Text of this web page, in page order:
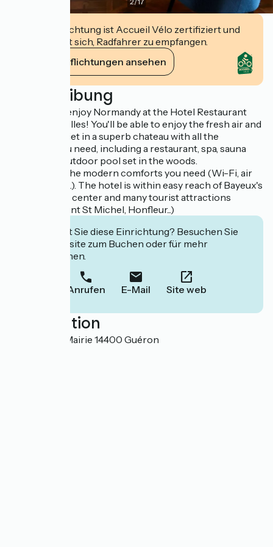
Diese Einrichtung ist Accueil Vélo zertifiziert und
verpflichtet sich, Radfahrer zu empfangen.
Ihre Verpflichtungen ansehen
Beschreibung
Get ready to enjoy Normandy at the Hotel Restaurant
Château St Gilles! You'll be able to enjoy the fresh air and
peace and quiet in a superb chateau with all the
amenities you need, including a restaurant, spa, sauna
and heated outdoor pool set in the woods.
You'll find all the modern comforts you need (Wi-Fi, air
conditioning...). The hotel is within easy reach of Bayeux's
historic town center and many tourist attractions
(beaches, Mont St Michel, Honfleur...)
Interessiert Sie diese Einrichtung? Besuchen Sie
deren Website zum Buchen oder für mehr
Informationen.
Anrufen E-Mail Site web
Localisation
80, rue de la Mairie 14400 Guéron